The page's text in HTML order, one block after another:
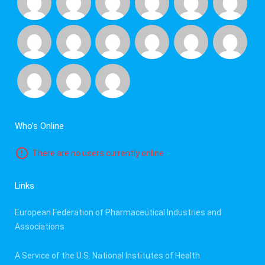
Who’s Online
There are no users currently online
Links
European Federation of Pharmaceutical Industries and
Associations
A Service of the U.S. National Institutes of Health